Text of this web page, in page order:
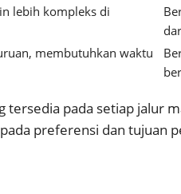
lebih kompleks di
membutuhkan waktu
pada setiap jalur
preferensi dan tujuan